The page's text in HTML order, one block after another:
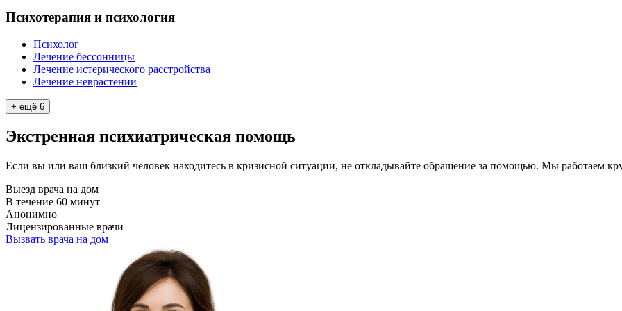
Психотерапия и психология
Психолог
Лечение бессонницы
Лечение истерического расстройства
Лечение неврастении
+ ещё 6
Экстренная психиатрическая помощь
Если вы или ваш близкий человек находитесь в кризисной ситуации, не откладывайте обращение за помощью. Мы работаем
Выезд врача на дом
В течение 60 минут
Анонимно
Лицензированные врачи
Вызвать врача на дом